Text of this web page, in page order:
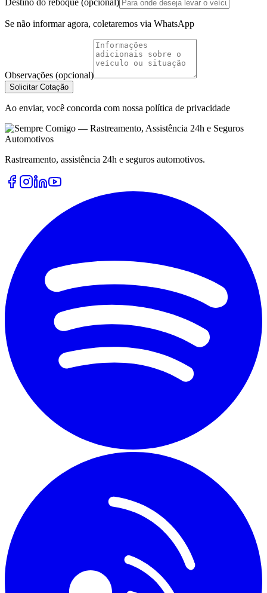
Destino do reboque (opcional)
Se não informar agora, coletaremos via WhatsApp
Observações (opcional)
Solicitar Cotação
Ao enviar, você concorda com nossa política de privacidade
Rastreamento, assistência 24h e seguros automotivos.